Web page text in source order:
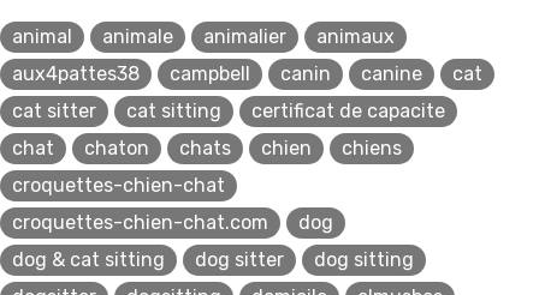
animal animale animalier
animaux
aux4pattes38
campbell canin canine
cat
cat sitter
cat sitting
certificat de capacite
chat
chaton chats chien
chiens
croquettes-chien-chat
croquettes-chien-chat.com
dog
dog & cat sitting
dog sitter
dog sitting